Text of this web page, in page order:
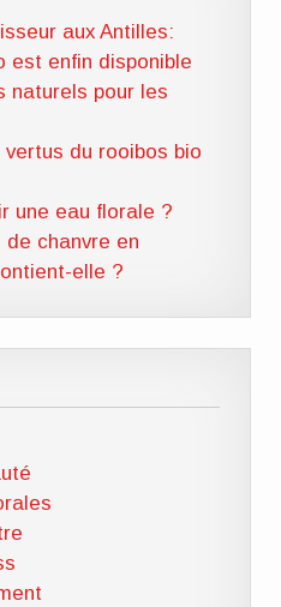
aux Antilles:
est enfin disponible
naturels pour les
du rooibos bio
une eau florale ?
chanvre en
elle ?